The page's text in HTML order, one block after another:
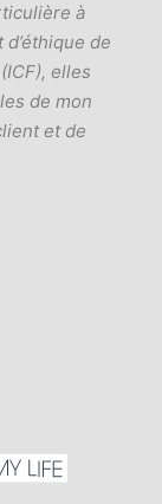
à
de
elles
de mon
et de